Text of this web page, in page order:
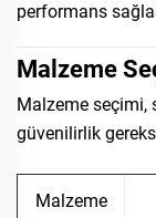
performans
Malzeme
Malzeme seçimi,
güvenilirlik
Malzeme